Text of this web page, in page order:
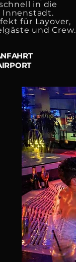
in die
Innenstadt.
für Layover,
und Crew.